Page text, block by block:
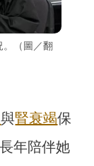
。（圖／翻
與腎衰竭保
年陪伴她